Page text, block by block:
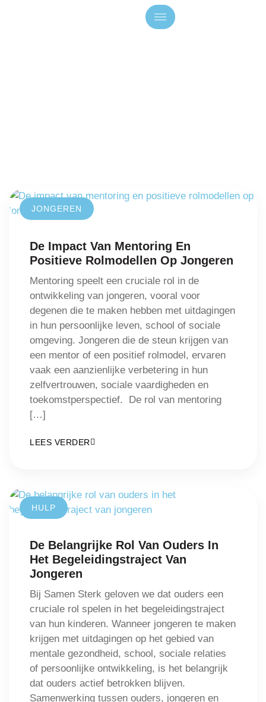
JONGEREN
De Impact Van Mentoring En
Positieve Rolmodellen Op Jongeren
Mentoring speelt een cruciale rol in de
ontwikkeling van jongeren, vooral voor
degenen die te maken hebben met uitdagingen
in hun persoonlijke leven, school of sociale
omgeving. Jongeren die de steun krijgen van
een mentor of een positief rolmodel, ervaren
vaak een aanzienlijke verbetering in hun
zelfvertrouwen, sociale vaardigheden en
toekomstperspectief. De rol van mentoring
[…]
LEES VERDER
HULP
De Belangrijke Rol Van Ouders In
Het Begeleidingstraject Van
Jongeren
Bij Samen Sterk geloven we dat ouders een
cruciale rol spelen in het begeleidingstraject
van hun kinderen. Wanneer jongeren te maken
krijgen met uitdagingen op het gebied van
mentale gezondheid, school, sociale relaties
of persoonlijke ontwikkeling, is het belangrijk
dat ouders actief betrokken blijven.
Samenwerking tussen ouders, jongeren en